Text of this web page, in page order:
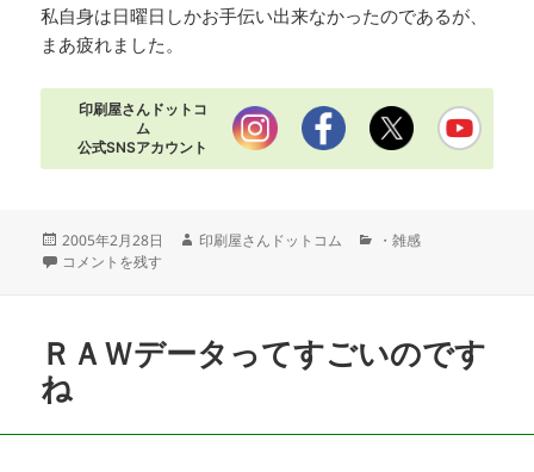
私自身は日曜日しかお手伝い出来なかったのであるが、
まあ疲れました。
印刷屋さんドットコ
ム
公式SNSアカウント
投
稿
2005年2月28日
作
印刷屋さんドットコム
カ・雑感
かき餅はとにかくよく売れた に
コメントを残す
ＲＡＷデータってすごいのです
ね